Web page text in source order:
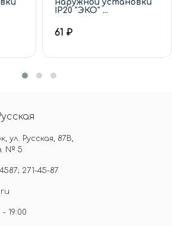
наружной установки
IP20 "ЭКО" ...
61 ₽
ул. Русская, 87В,
№ 5
271-45-87
- 19:00